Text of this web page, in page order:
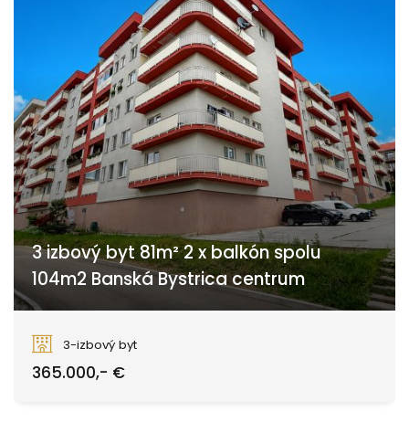
3 izbový byt 81m² 2 x balkón spolu
104m2 Banská Bystrica centrum
3-izbový byt
365.000,- €